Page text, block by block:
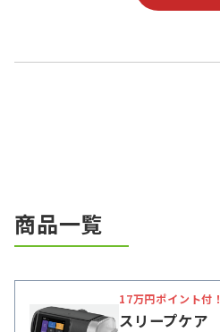
商品一覧
17万円ポイント付！
スリープケア